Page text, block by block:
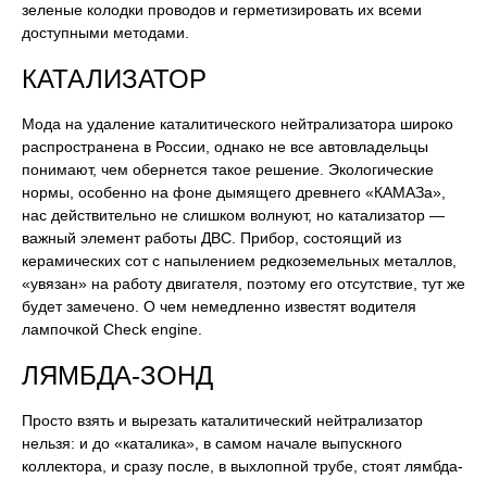
зеленые колодки проводов и герметизировать их всеми
доступными методами.
КАТАЛИЗАТОР
Мода на удаление каталитического нейтрализатора широко
распространена в России, однако не все автовладельцы
понимают, чем обернется такое решение. Экологические
нормы, особенно на фоне дымящего древнего «КАМАЗа»,
нас действительно не слишком волнуют, но катализатор —
важный элемент работы ДВС. Прибор, состоящий из
керамических сот с напылением редкоземельных металлов,
«увязан» на работу двигателя, поэтому его отсутствие, тут же
будет замечено. О чем немедленно известят водителя
лампочкой Check engine.
ЛЯМБДА-ЗОНД
Просто взять и вырезать каталитический нейтрализатор
нельзя: и до «каталика», в самом начале выпускного
коллектора, и сразу после, в выхлопной трубе, стоят лямбда-